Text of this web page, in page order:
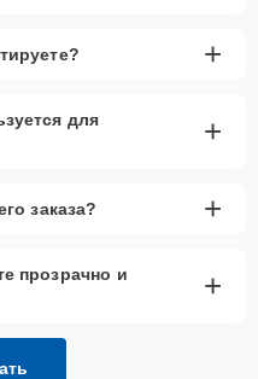
+
для
+
заказа? +
прозрачно и
+